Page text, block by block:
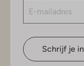
Schrijf je in